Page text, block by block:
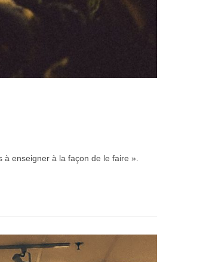
à enseigner à la façon de le faire ».